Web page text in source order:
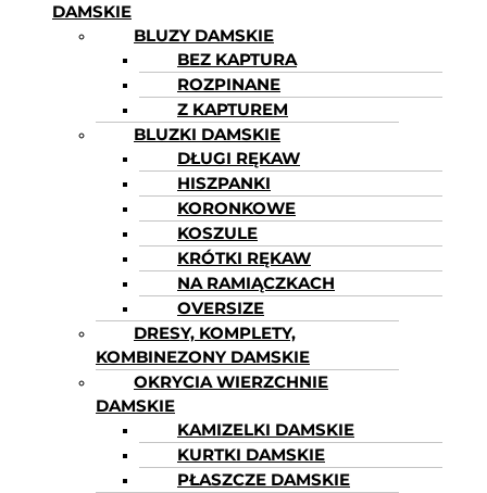
DAMSKIE
BLUZY DAMSKIE
BEZ KAPTURA
ROZPINANE
Z KAPTUREM
BLUZKI DAMSKIE
DŁUGI RĘKAW
HISZPANKI
KORONKOWE
KOSZULE
KRÓTKI RĘKAW
NA RAMIĄCZKACH
OVERSIZE
DRESY, KOMPLETY,
KOMBINEZONY DAMSKIE
OKRYCIA WIERZCHNIE
DAMSKIE
KAMIZELKI DAMSKIE
KURTKI DAMSKIE
PŁASZCZE DAMSKIE